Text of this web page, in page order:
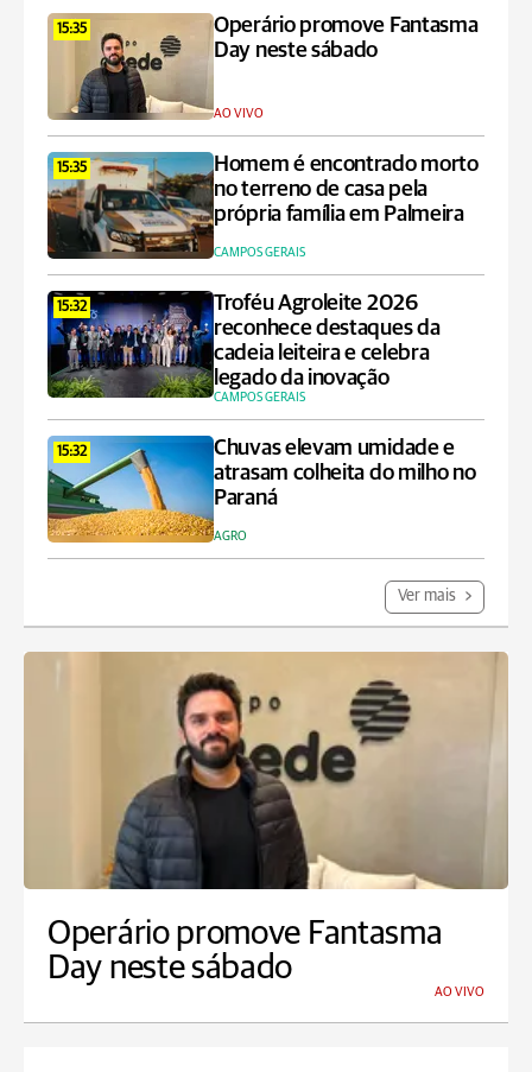
15:35
Operário promove Fantasma
Day neste sábado
AO VIVO
15:35
Homem é encontrado morto
no terreno de casa pela
própria família em Palmeira
CAMPOS GERAIS
15:32
Troféu Agroleite 2026
reconhece destaques da
cadeia leiteira e celebra
legado da inovação
CAMPOS GERAIS
15:32
Chuvas elevam umidade e
atrasam colheita do milho no
Paraná
AGRO
Ver mais
Operário promove Fantasma
Day neste sábado
AO VIVO